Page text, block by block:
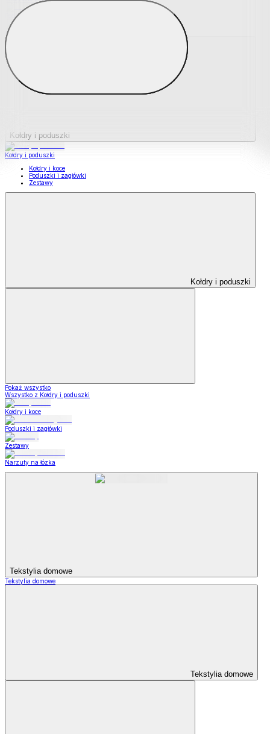
Podkładki na materace
Materace nawierzchniowe
Kołdry i poduszki
Kołdry i poduszki
Kołdry i koce
Poduszki i zagłówki
Zestawy
Kołdry i poduszki
Pokaż wszystko
Wszystko z Kołdry i poduszki
Kołdry i koce
Poduszki i zagłówki
Zestawy
Narzuty na łózka
Tekstylia domowe
Tekstylia domowe
Tekstylia domowe